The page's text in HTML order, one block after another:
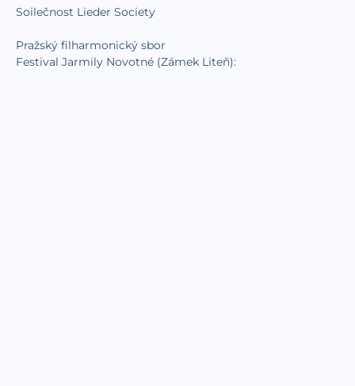
Soilečnost Lieder Society
Pražský filharmonický sbor
Festival Jarmily Novotné (Zámek Liteň):